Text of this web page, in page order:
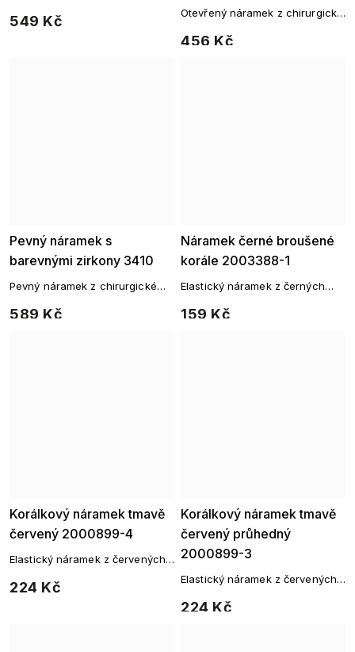
549 Kč
456 Kč
Otevřený náramek z chirurgické
Pevný náramek s
barevnými zirkony 3410
589 Kč
Pevný náramek z chirurgické
Náramek černé broušené
korále 2003388-1
159 Kč
Elastický náramek z černých
Korálkový náramek tmavě
červený 2000899-4
224 Kč
Elastický náramek z červených
Korálkový náramek tmavě
červený průhedný
2000899-3
224 Kč
Elastický náramek z červených